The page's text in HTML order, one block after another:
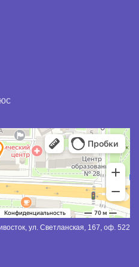
ул. Светланская, 167, оф. 522